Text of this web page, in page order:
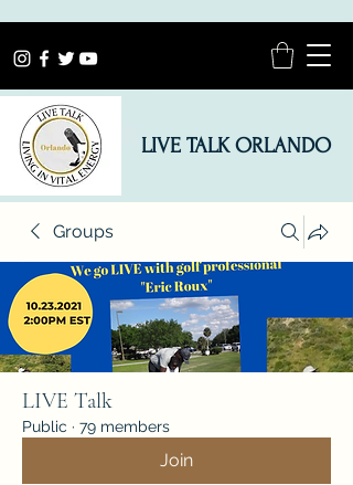
LIVE TALK ORLANDO
Groups
LIVE Talk
Public · 79 members
Join